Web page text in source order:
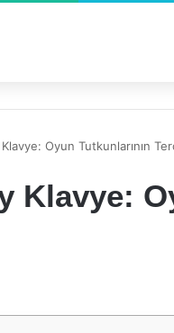
Oyun Tutkunlarının
Klavye: